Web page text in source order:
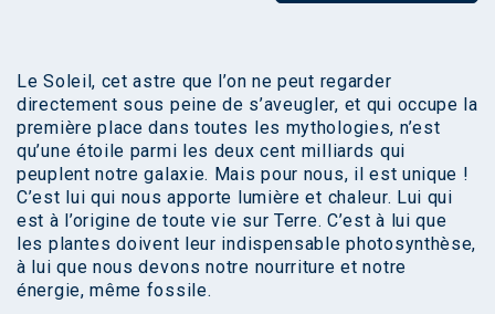
Le Soleil, cet astre que l’on ne peut regarder
directement sous peine de s’aveugler, et qui occupe la
première place dans toutes les mythologies, n’est
qu’une étoile parmi les deux cent milliards qui
peuplent notre galaxie. Mais pour nous, il est unique !
C’est lui qui nous apporte lumière et chaleur. Lui qui
est à l’origine de toute vie sur Terre. C’est à lui que
les plantes doivent leur indispensable photosynthèse,
à lui que nous devons notre nourriture et notre
énergie, même fossile.